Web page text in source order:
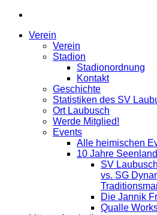
Verein
Verein
Stadion
Stadionordnung
Kontakt
Geschichte
Statistiken des SV
Ort Laubusch
Werde Mitglied!
Events
Alle heimischen
10 Jahre
SV
vs. SG
Die Jannik
Qualle